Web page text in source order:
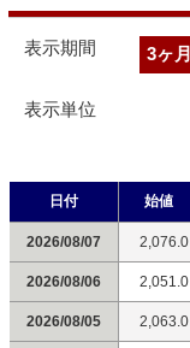
表示期間 3ヶ月
表示単位
日付 始値
2026/08/07 2,076.0
2026/08/06 2,051.0
2026/08/05 2,063.0